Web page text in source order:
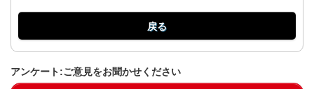
戻る
アンケート:ご意見をお聞かせください